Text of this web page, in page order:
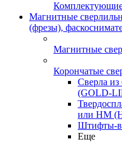
Комплектующие
Магнитные
(фрезы),
Магнитные
Корончатые
Сверла
(GOLD-
или HM
Штифты-
Еще